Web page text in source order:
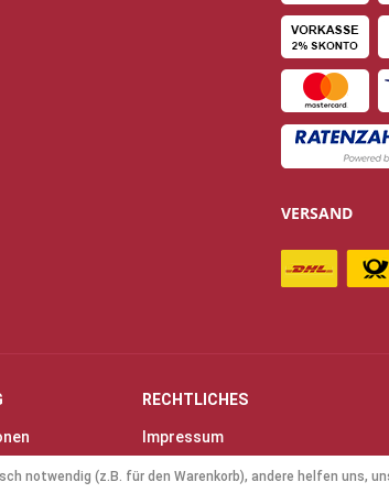
VERSAND
RECHTLICHES
Impressum
notwendig (z.B. für den Warenkorb), andere helfen uns,